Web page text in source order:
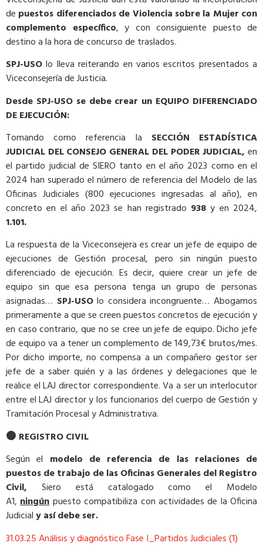
de puestos diferenciados de Violencia sobre la Mujer con
complemento específico, y con consiguiente puesto de
destino a la hora de concurso de traslados.
SPJ-USO lo lleva reiterando en varios escritos presentados a
Viceconsejería de Justicia.
Desde SPJ-USO se debe crear un EQUIPO DIFERENCIADO
DE EJECUCIÓN:
Tomando como referencia la SECCIÓN ESTADÍSTICA
JUDICIAL DEL CONSEJO GENERAL DEL PODER JUDICIAL, en
el partido judicial de SIERO tanto en el año 2023 como en el
2024 han superado el número de referencia del Modelo de las
Oficinas Judiciales (800 ejecuciones ingresadas al año), en
concreto en el año 2023 se han registrado 938 y en 2024,
1.101.
La respuesta de la Viceconsejera es crear un jefe de equipo de
ejecuciones de Gestión procesal, pero sin ningún puesto
diferenciado de ejecución. Es decir, quiere crear un jefe de
equipo sin que esa persona tenga un grupo de personas
asignadas… SPJ-USOlo considera incongruente… Abogamos
primeramente a que se creen puestos concretos de ejecución y
en caso contrario, que no se cree un jefe de equipo. Dicho jefe
de equipo va a tener un complemento de 149,73€ brutos/mes.
Por dicho importe, no compensa a un compañero gestor ser
jefe de a saber quién y a las órdenes y delegaciones que le
realice el LAJ director correspondiente. Va a ser un interlocutor
entre el LAJ director y los funcionarios del cuerpo de Gestión y
Tramitación Procesal y Administrativa.
REGISTRO CIVIL
Según el modelo de referencia de las relaciones de
puestos de trabajo de las Oficinas Generales del Registro
Civil, Siero está catalogado como el Modelo
A1,ningúnpuesto compatibiliza con actividades de la Oficina
Judicialy así debe ser.
31.03.25 Análisis y diagnóstico Fase I_Partidos Judiciales (1)